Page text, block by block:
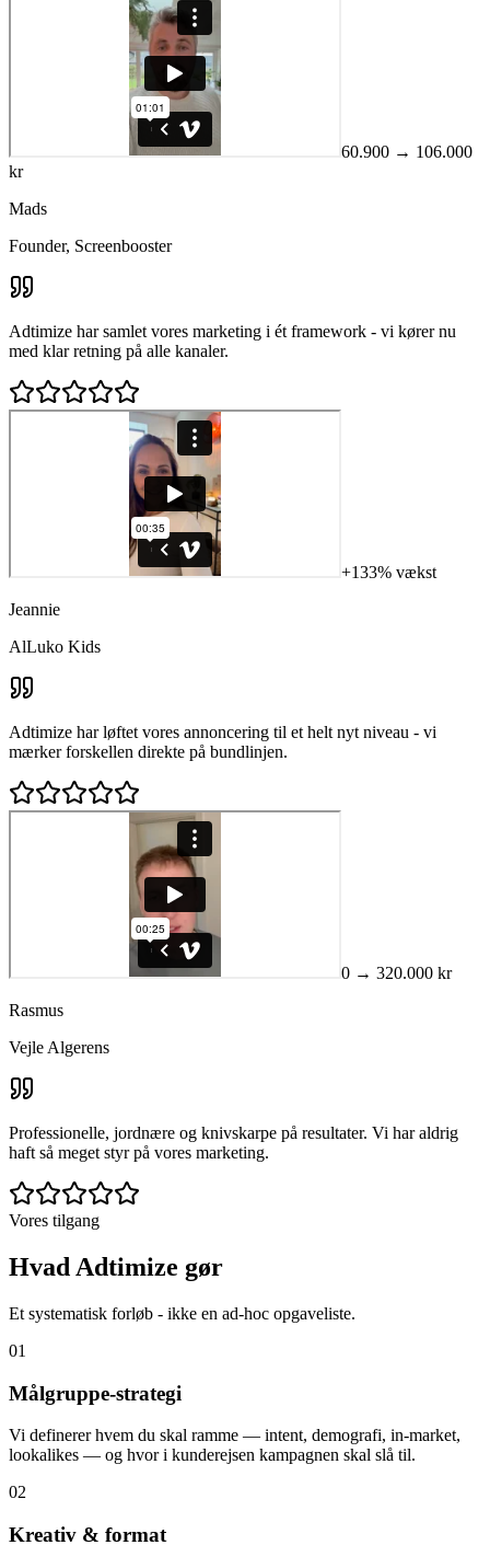
60.900 → 106.000
kr
Mads
Founder, Screenbooster
Adtimize har samlet vores marketing i ét framework - vi kører nu
med klar retning på alle kanaler.
+133% vækst
Jeannie
AlLuko Kids
Adtimize har løftet vores annoncering til et helt nyt niveau - vi
mærker forskellen direkte på bundlinjen.
0 → 320.000 kr
Rasmus
Vejle Algerens
Professionelle, jordnære og knivskarpe på resultater. Vi har aldrig
haft så meget styr på vores marketing.
Vores tilgang
Hvad Adtimize gør
Et systematisk forløb - ikke en ad-hoc opgaveliste.
01
Målgruppe-strategi
Vi definerer hvem du skal ramme — intent, demografi, in-market,
lookalikes — og hvor i kunderejsen kampagnen skal slå til.
02
Kreativ & format